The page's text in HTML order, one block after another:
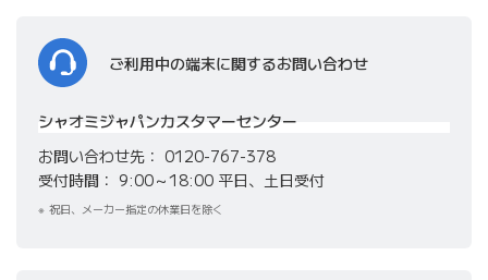
ご利用中の端末に関するお問い合わせ
シャオミジャパンカスタマーセンター
お問い合わせ先
0120-767-378
受付時間
9:00～18:00 平日、土日受付
祝日、メーカー指定の休業日を除く